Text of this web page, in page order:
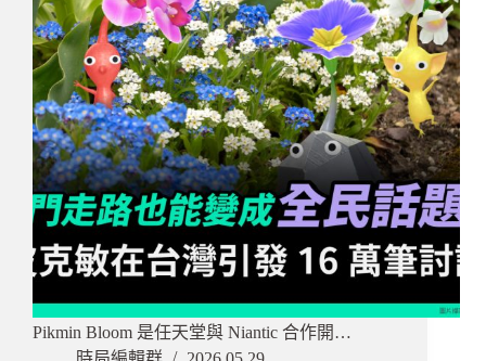
Pikmin Bloom 是任天堂與 Niantic 合作開…